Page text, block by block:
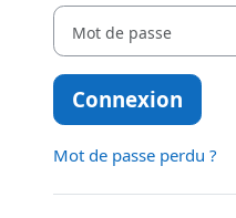
Mot de passe
Connexion
Mot de passe perdu ?